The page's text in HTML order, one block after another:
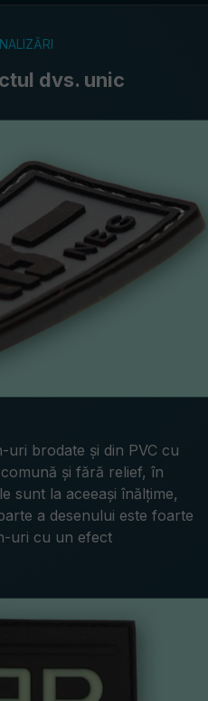
dvs. unic
uri brodate și din PVC cu
și fără relief, în
sunt la aceeași înălțime,
a desenului este foarte
uri cu un efect